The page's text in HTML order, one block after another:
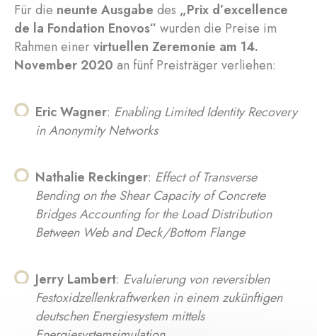
Für die neunte Ausgabe des „Prix d’excellence
de la Fondation Enovos“ wurden die Preise im
Rahmen einervirtuellen Zeremonie am 14.
November 2020 an fünf Preisträger verliehen:
Eric Wagner: Enabling Limited Identity Recovery
in Anonymity Networks
Nathalie Reckinger: Effect of Transverse
Bending on the Shear Capacity of Concrete
Bridges Accounting for the Load Distribution
Between Web and Deck/Bottom Flange
Jerry Lambert: Evaluierung von reversiblen
Festoxidzellenkraftwerken in einem zukünftigen
deutschen Energiesystem mittels